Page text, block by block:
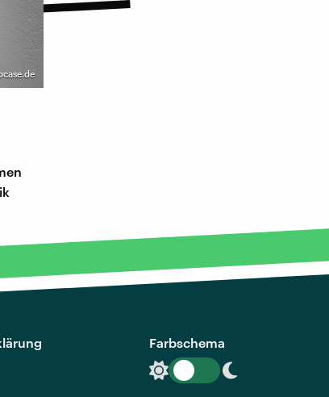
Farbschema